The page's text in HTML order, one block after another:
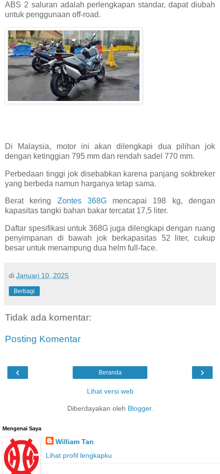
ABS 2 saluran adalah perlengkapan standar, dapat diubah
untuk penggunaan off-road.
Di Malaysia, motor ini akan dilengkapi dua pilihan jok
dengan ketinggian 795 mm dan rendah sadel 770 mm.
Perbedaan tinggi jok disebabkan karena panjang sokbreker
yang berbeda namun harganya tetap sama.
Berat kering Zontes 368Gmencapai 198 kg, dengan
kapasitas tangki bahan bakar tercatat 17,5 liter.
Daftar spesifikasi untuk 368G juga dilengkapi dengan ruang
penyimpanan di bawah jok berkapasitas 52 liter, cukup
besar untuk menampung dua helm full-face.
di Januari 10, 2025
Berbagi
Tidak ada komentar:
Posting Komentar
‹ ›
Beranda
Lihat versi web
Diberdayakan oleh Blogger.
Mengenai Saya
William Tan
Lihat profil lengkapku